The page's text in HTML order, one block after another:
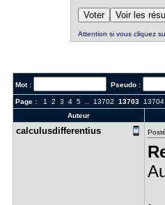
Attention si vous cliquez
Mot : Pseudo :
Page : 1 2 3 4 5.. 13702 13703 13704
Auteur
calculusdi​fferentius